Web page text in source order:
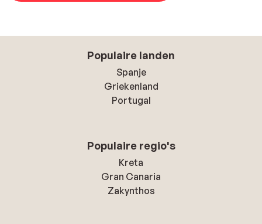
Populaire landen
Spanje
Griekenland
Portugal
Populaire regio's
Kreta
Gran Canaria
Zakynthos